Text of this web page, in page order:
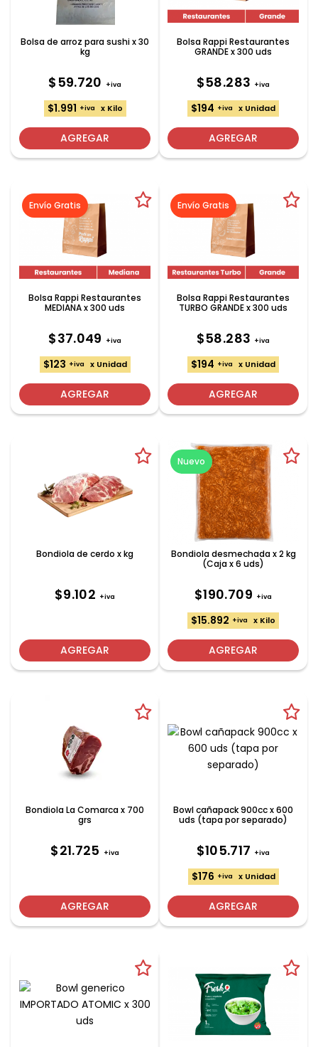
Bolsa de arroz para sushi x 30
kg
$59.720 +iva
$1.991 +iva x Kilo
AGREGAR
Bolsa Rappi Restaurantes
GRANDE x 300 uds
$58.283 +iva
$194 +iva x Unidad
AGREGAR
Envío Gratis
Bolsa Rappi Restaurantes
MEDIANA x 300 uds
$37.049 +iva
$123 +iva x Unidad
AGREGAR
Envío Gratis
Bolsa Rappi Restaurantes
TURBO GRANDE x 300 uds
$58.283 +iva
$194 +iva x Unidad
AGREGAR
Bondiola de cerdo x kg
$9.102 +iva
AGREGAR
Nuevo
Bondiola desmechada x 2 kg
(Caja x 6 uds)
$190.709 +iva
$15.892 +iva x Kilo
AGREGAR
Bondiola La Comarca x 700
grs
$21.725 +iva
AGREGAR
Bowl cañapack 900cc x 600
uds (tapa por separado)
$105.717 +iva
$176 +iva x Unidad
AGREGAR